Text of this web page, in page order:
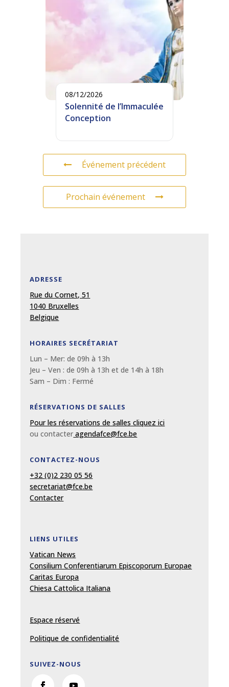
08/12/2026
Solennité de l’Immaculée
Conception
Événement précédent
Prochain événement
ADRESSE
Rue du Cornet, 51
1040 Bruxelles
Belgique
HORAIRES SECRÉTARIAT
Lun – Mer: de 09h à 13h
Jeu – Ven : de 09h à 13h et de 14h à 18h
Sam – Dim : Fermé
RÉSERVATIONS DE SALLES
Pour les réservations de salles cliquez ici
ou contacter agendafce@fce.be
CONTACTEZ-NOUS
+32 (0)2 230 05 56
secretariat@fce.be
Contacter
LIENS UTILES
Vatican News
Consilium Conferentiarum Episcoporum Europae
Caritas Europa
Chiesa Cattolica Italiana
Espace réservé
Politique de confidentialité
SUIVEZ-NOUS